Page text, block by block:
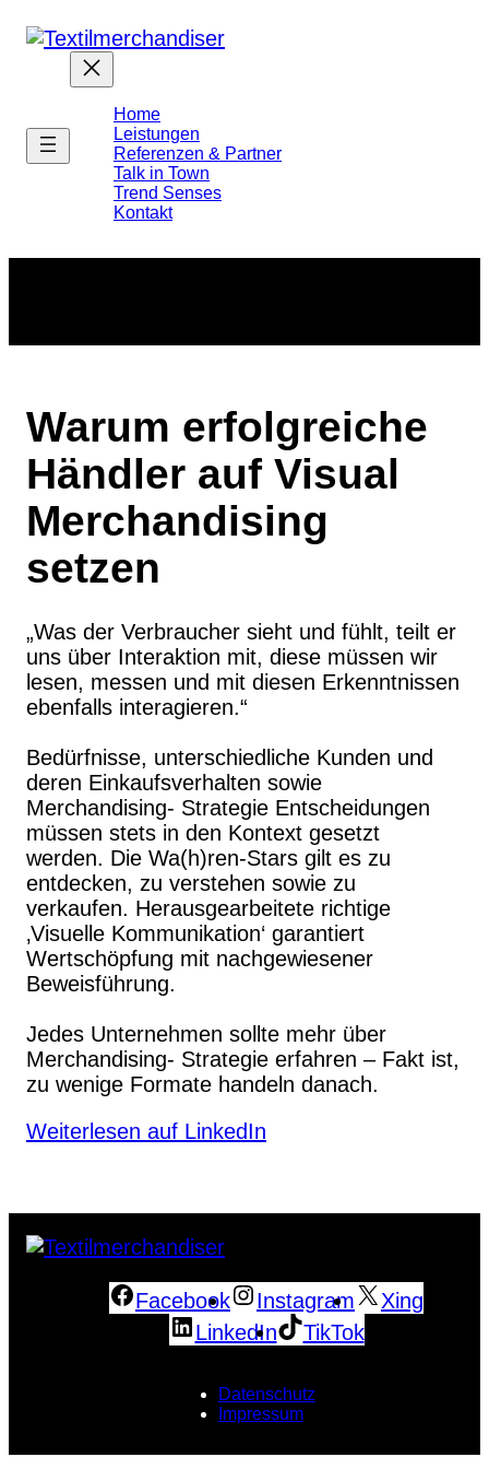
Home
Leistungen
Referenzen & Partner
Talk in Town
Trend Senses
Kontakt
Warum erfolgreiche
Händler auf Visual
Merchandising
setzen
„Was der Verbraucher sieht und fühlt, teilt er
uns über Interaktion mit, diese müssen wir
lesen, messen und mit diesen Erkenntnissen
ebenfalls interagieren.“
Bedürfnisse, unterschiedliche Kunden und
deren Einkaufsverhalten sowie
Merchandising- Strategie Entscheidungen
müssen stets in den Kontext gesetzt
werden. Die Wa(h)ren-Stars gilt es zu
entdecken, zu verstehen sowie zu
verkaufen. Herausgearbeitete richtige
‚Visuelle Kommunikation‘ garantiert
Wertschöpfung mit nachgewiesener
Beweisführung.
Jedes Unternehmen sollte mehr über
Merchandising- Strategie erfahren – Fakt ist,
zu wenige Formate handeln danach.
Weiterlesen auf LinkedIn
Facebook Instagram
Xing
LinkedIn
TikTok
Datenschutz
Impressum